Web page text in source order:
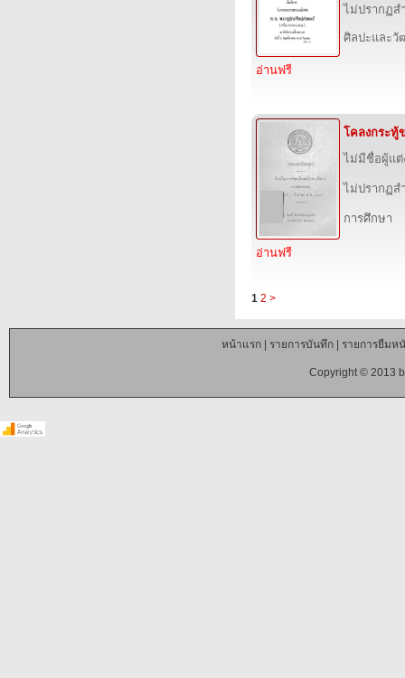
ไม่ปรากฏ
ศิลปะและวั
อ่านฟรี
โคลงกระทู้
ไม่มีชื่อผู้แต่
ไม่ปรากฏ
การศึกษา
อ่านฟรี
1 2 >
หน้าแรก| รายการบันทึก| รายการยืมห
Copyright © 2013